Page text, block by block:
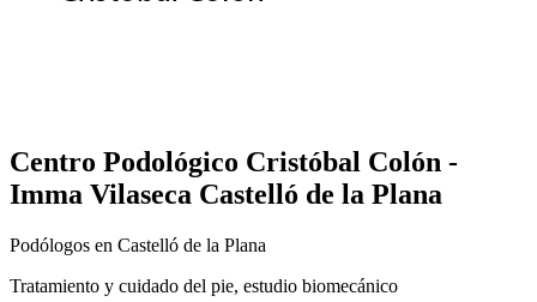
Centro Podológico Cristóbal Colón -
Imma Vilaseca Castelló de la Plana
Podólogos en Castelló de la Plana
Tratamiento y cuidado del pie, estudio biomecánico